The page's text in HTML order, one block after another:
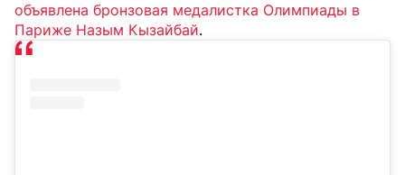
объявлена бронзовая медалистка Олимпиады в
Париже Назым Кызайбай.